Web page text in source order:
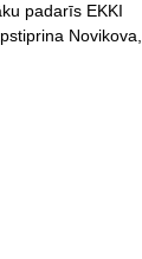
padarīs EKKI
Novikova,